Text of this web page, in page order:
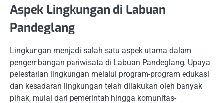
Aspek Lingkungan di Labuan
Pandeglang
Lingkungan menjadi salah satu aspek utama dalam
pengembangan pariwisata di Labuan Pandeglang. Upaya
pelestarian lingkungan melalui program-program edukasi
dan kesadaran lingkungan telah dilakukan oleh banyak
pihak, mulai dari pemerintah hingga komunitas-